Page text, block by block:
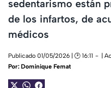
sedentarismo están
de los infartos, de
médicos
Publicado 01/05/2026 | 🕑 16:11
|
Por: Dominique Femat